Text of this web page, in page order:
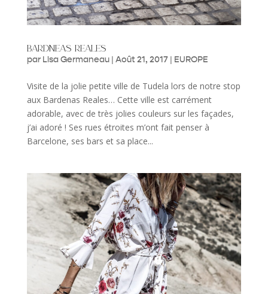
bardneas reales
par Lisa Germaneau| Août 21, 2017| EUROPE
Visite de la jolie petite ville de Tudela lors de notre stop
aux Bardenas Reales… Cette ville est carrément
adorable, avec de très jolies couleurs sur les façades,
j’ai adoré ! Ses rues étroites m’ont fait penser à
Barcelone, ses bars et sa place...